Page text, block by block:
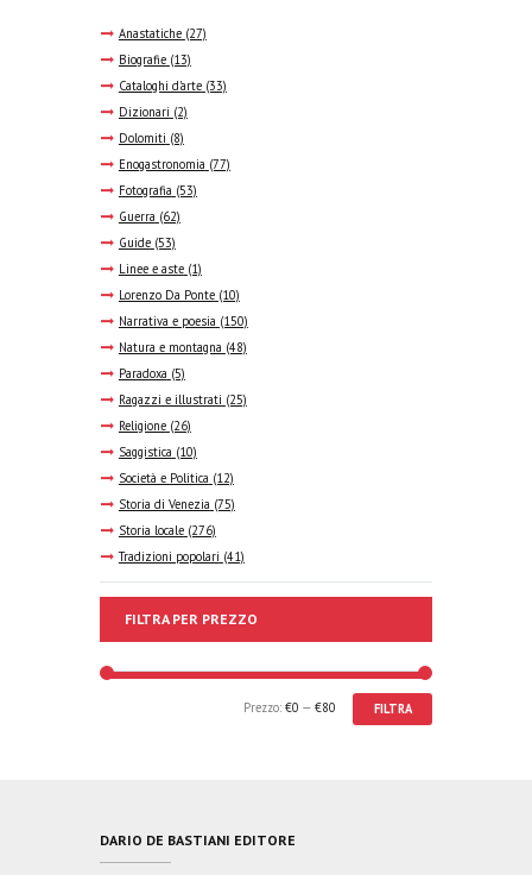
Anastatiche (27)
Biografie (13)
Cataloghi d'arte (33)
Dizionari (2)
Dolomiti (8)
Enogastronomia (77)
Fotografia (53)
Guerra (62)
Guide (53)
Linee e aste (1)
Lorenzo Da Ponte (10)
Narrativa e poesia (150)
Natura e montagna (48)
Paradoxa (5)
Ragazzi e illustrati (25)
Religione (26)
Saggistica (10)
Società e Politica (12)
Storia di Venezia (75)
Storia locale (276)
Tradizioni popolari (41)
FILTRA PER PREZZO
FILTRA
Prezzo: €0 — €80
DARIO DE BASTIANI EDITORE